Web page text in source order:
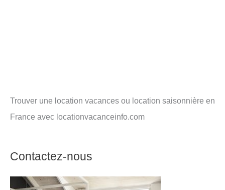
Trouver une location vacances ou location saisonnière en
France avec locationvacanceinfo.com
Contactez-nous